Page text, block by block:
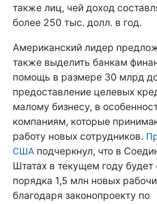
также лиц, чей доход
более 250 тыс. долл. в год.
Американский лидер
также выделить банкам
помощь в размере 30 млрд
предоставление целевых
малому бизнесу, в
компаниям, которые
работу новых сотрудников.
США подчеркнул, что в
Штатах в текущем году будет
порядка 1,5 млн новых
благодаря законопроекту по